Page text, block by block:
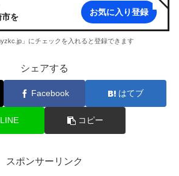
市を お気に入り登録
」にチェックを入れると登録できます
シェアする
Facebook はてブ
LINE コピー
スポンサーリンク